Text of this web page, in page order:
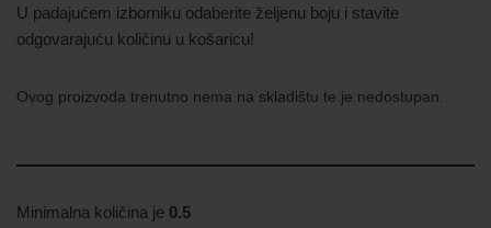
U padajućem izborniku odaberite željenu boju i stavite
odgovarajuću količinu u košaricu!
Ovog proizvoda trenutno nema na skladištu te je nedostupan.
Minimalna količina je 0.5